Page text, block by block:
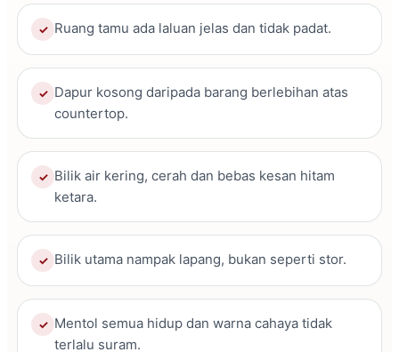
✓ Ruang tamu ada laluan jelas dan tidak padat.
✓ Dapur kosong daripada barang berlebihan atas
countertop.
✓ Bilik air kering, cerah dan bebas kesan hitam
ketara.
✓ Bilik utama nampak lapang, bukan seperti stor.
✓ Mentol semua hidup dan warna cahaya tidak
terlalu suram.